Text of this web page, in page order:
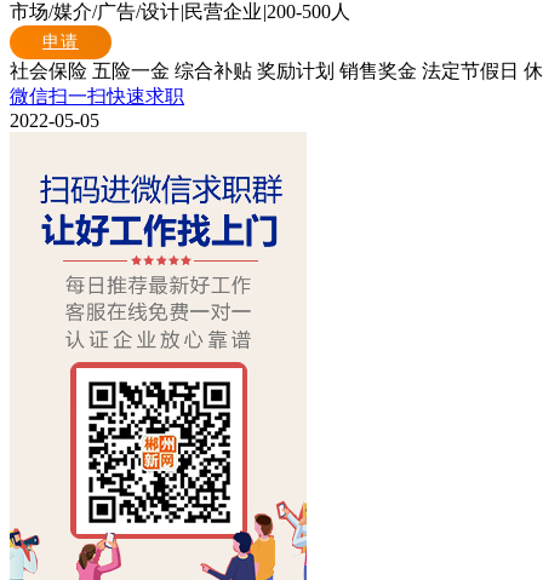
市场/媒介/广告/设计|民营企业|200-500人
申请
社会保险 五险一金 综合补贴 奖励计划 销售奖金 法定节假日
微信扫一扫快速求职
2022-05-05